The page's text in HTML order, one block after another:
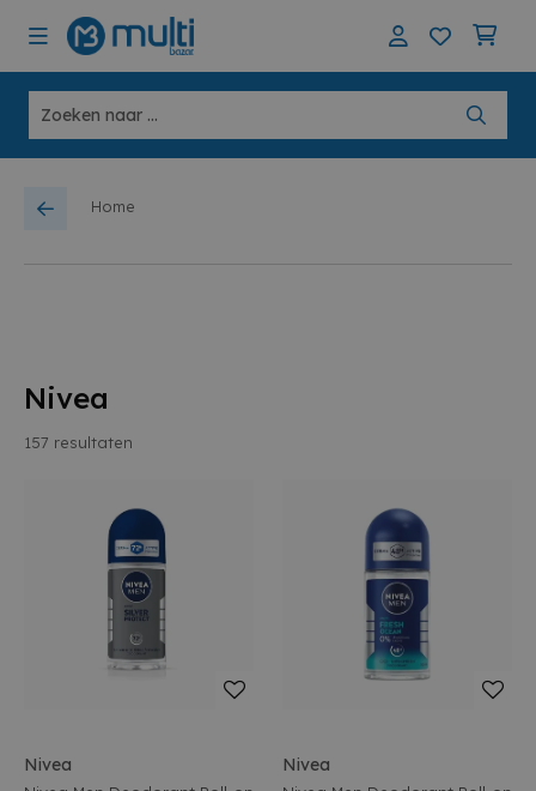
Home
Nivea
157 resultaten
Nivea Nivea